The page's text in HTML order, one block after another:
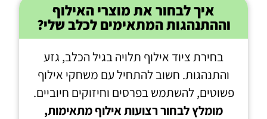
איך לבחור את מוצרי האילוף
וההתנהגות המתאימים לכלב שלי?
בחירת ציוד אילוף תלויה בגיל הכלב, גזע
והתנהגות. חשוב להתחיל עם משחקי אילוף
פשוטים, להשתמש בפרסים וחיזוקים חיוביים.
מומלץ לבחור רצועות אילוף מתאימות,